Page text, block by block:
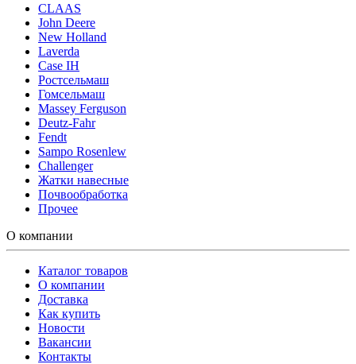
CLAAS
John Deere
New Holland
Laverda
Case IH
Ростсельмаш
Гомсельмаш
Massey Ferguson
Deutz-Fahr
Fendt
Sampo Rosenlew
Challenger
Жатки навесные
Почвообработка
Прочее
О компании
Каталог товаров
О компании
Доставка
Как купить
Новости
Вакансии
Контакты